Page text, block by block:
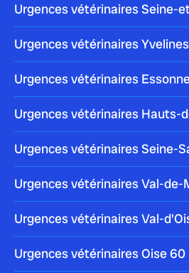
Les abcès
publié le 1 août 2025 par
Détresse
comprendre et
Urgences vétérinaires Seine-
Urgences vétérinaires Yvelines
Urgences vétérinaires
Urgences vétérinaires Hauts-
Urgences vétérinaires Seine-
Urgences vétérinaires Val-de-
Urgences vétérinaires Val-
Urgences vétérinaires Oise60